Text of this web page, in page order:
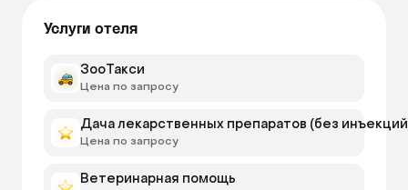
Услуги отеля
ЗооТакси
Цена по запросу
Дача лекарственных препаратов (без
Цена по запросу
Ветеринарная помощь